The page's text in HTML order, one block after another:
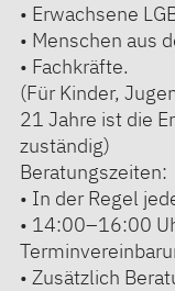
• Erwachsene
• Menschen aus
• Fachkräfte.
(Für Kinder,
21 Jahre ist die
zuständig)
Beratungszeiten:
• In der Regel
• 14:00–16:00
• Zusätzlich